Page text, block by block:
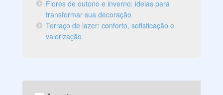
Flores de outono e inverno: ideias para
transformar sua decoração
Terraço de lazer: conforto, sofisticação e
valorização